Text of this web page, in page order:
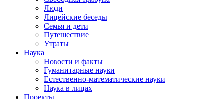
Люди
Лицейские беседы
Семья и дети
Путешествие
Утраты
Наука
Новости и факты
Гуманитарные науки
Естественно-математические науки
Наука в лицах
Проекты